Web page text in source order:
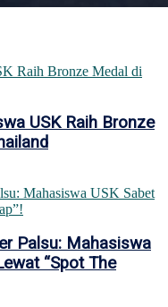
USK Raih Bronze
Palsu: Mahasiswa
“Spot The